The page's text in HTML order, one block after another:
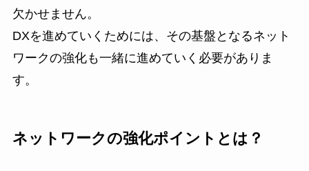
欠かせません。
DXを進めていくためには、その基盤となるネット
ワークの強化も一緒に進めていく必要がありま
す。
ネットワークの強化ポイントとは？